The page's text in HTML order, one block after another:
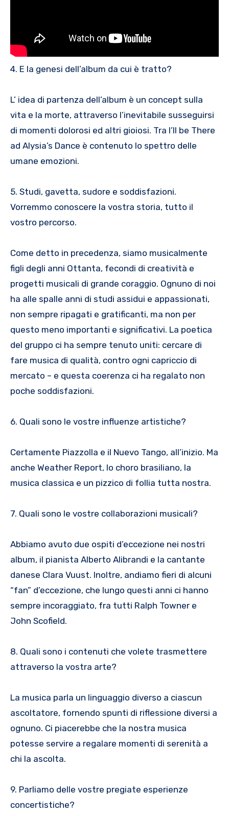
4. E la genesi dell’album da cui è tratto?
L’ idea di partenza dell’album è un concept sulla
vita e la morte, attraverso l’inevitabile susseguirsi
di momenti dolorosi ed altri gioiosi. Tra I’ll be There
ad Alysia’s Dance è contenuto lo spettro delle
umane emozioni.
5. Studi, gavetta, sudore e soddisfazioni.
Vorremmo conoscere la vostra storia, tutto il
vostro percorso.
Come detto in precedenza, siamo musicalmente
figli degli anni Ottanta, fecondi di creatività e
progetti musicali di grande coraggio. Ognuno di noi
ha alle spalle anni di studi assidui e appassionati,
non sempre ripagati e gratificanti, ma non per
questo meno importanti e significativi. La poetica
del gruppo ci ha sempre tenuto uniti: cercare di
fare musica di qualità, contro ogni capriccio di
mercato – e questa coerenza ci ha regalato non
poche soddisfazioni.
6. Quali sono le vostre influenze artistiche?
Certamente Piazzolla e il Nuevo Tango, all’inizio. Ma
anche Weather Report, lo choro brasiliano, la
musica classica e un pizzico di follia tutta nostra.
7. Quali sono le vostre collaborazioni musicali?
Abbiamo avuto due ospiti d’eccezione nei nostri
album, il pianista Alberto Alibrandi e la cantante
danese Clara Vuust. Inoltre, andiamo fieri di alcuni
“fan” d’eccezione, che lungo questi anni ci hanno
sempre incoraggiato, fra tutti Ralph Towner e
John Scofield.
8. Quali sono i contenuti che volete trasmettere
attraverso la vostra arte?
La musica parla un linguaggio diverso a ciascun
ascoltatore, fornendo spunti di riflessione diversi a
ognuno. Ci piacerebbe che la nostra musica
potesse servire a regalare momenti di serenità a
chi la ascolta.
9. Parliamo delle vostre pregiate esperienze
concertistiche?